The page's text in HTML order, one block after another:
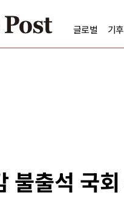
글로벌 기
불출석 국